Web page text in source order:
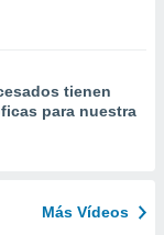
​​tienen
para nuestra
Más Vídeos